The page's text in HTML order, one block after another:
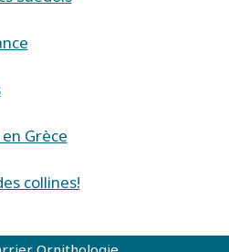
Grèce
collines!